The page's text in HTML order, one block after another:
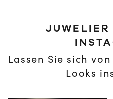
Lassen Sie sich
Looks